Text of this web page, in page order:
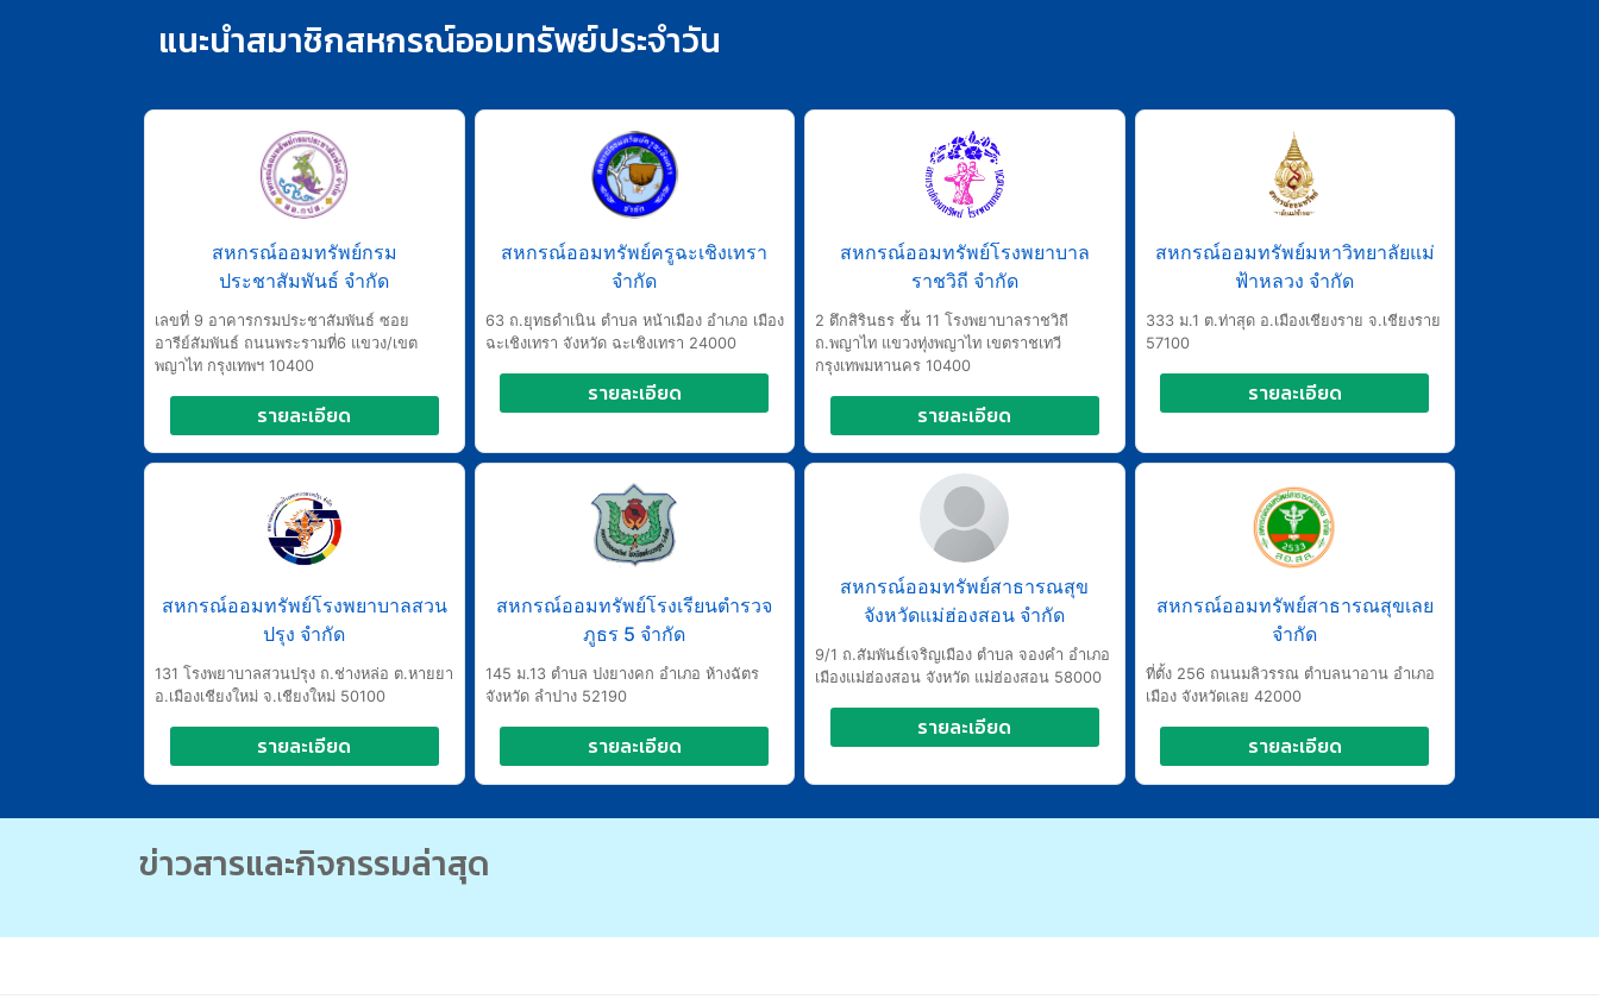
แนะนำสมาชิกสหกรณ์ออมทรัพย์ประจำวัน
สหกรณ์ออมทรัพย์กรม
ประชาสัมพันธ์ จำกัด
เลขที่ 9 อาคารกรมประชาสัมพันธ์ ซอย
อารีย์สัมพันธ์ ถนนพระรามที่6 แขวง/เขต
พญาไท กรุงเทพฯ 10400
รายละเอียด
สหกรณ์ออมทรัพย์ครูฉะเชิงเทรา
จำกัด
63 ถ.ยุทธดำเนิน ตำบล หน้าเมือง อำเภอ เมือง
ฉะเชิงเทรา จังหวัด ฉะเชิงเทรา 24000
รายละเอียด
สหกรณ์ออมทรัพย์โรงพยาบาล
ราชวิถี จำกัด
2 ตึกสิรินธร ชั้น 11 โรงพยาบาลราชวิถี
ถ.พญาไท แขวงทุ่งพญาไท เขตราชเทวี
กรุงเทพมหานคร 10400
รายละเอียด
สหกรณ์ออมทรัพย์มหาวิทยาลัยแม่
ฟ้าหลวง จำกัด
333 ม.1 ต.ท่าสุด อ.เมืองเชียงราย จ.เชียงราย
57100
รายละเอียด
สหกรณ์ออมทรัพย์โรงพยาบาลสวน
ปรุง จำกัด
131 โรงพยาบาลสวนปรุง ถ.ช่างหล่อ ต.หายยา
อ.เมืองเชียงใหม่ จ.เชียงใหม่ 50100
รายละเอียด
สหกรณ์ออมทรัพย์โรงเรียนตำรวจ
ภูธร 5 จำกัด
145 ม.13 ตำบล ปงยางคก อำเภอ ห้างฉัตร
จังหวัด ลำปาง 52190
รายละเอียด
สหกรณ์ออมทรัพย์สาธารณสุข
จังหวัดแม่ฮ่องสอน จำกัด
9/1 ถ.สัมพันธ์เจริญเมือง ตำบล จองคำ อำเภอ
เมืองแม่ฮ่องสอน จังหวัด แม่ฮ่องสอน 58000
รายละเอียด
สหกรณ์ออมทรัพย์สาธารณสุขเลย
จำกัด
ที่ตั้ง 256 ถนนมลิวรรณ ตำบลนาอาน อำเภอ
เมือง จังหวัดเลย 42000
รายละเอียด
ข่าวสารและกิจกรรมล่าสุด